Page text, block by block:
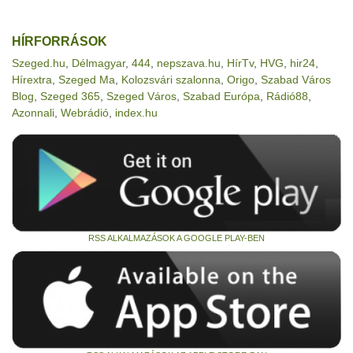
HÍRFORRÁSOK
Szeged.hu Délmagyar, 444 nepszava.hu HírTv, HVG hir24
Hírextra Szeged Ma Kolozsvári szalonna Origo Szabad Város
Blog Szeged 365 Szeged Város Szabad Európa Rádió88
Azonnali Webrádió index.hu
RSS ALKALMAZÁSOK A GOOGLE PLAY-BEN